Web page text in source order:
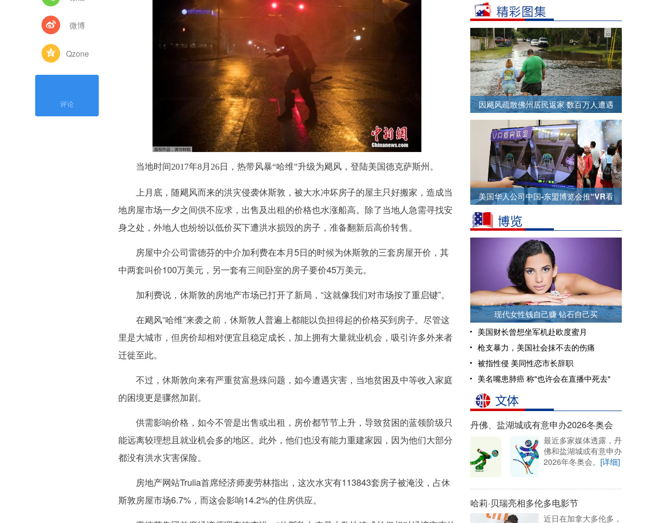
微博
Qzone
评论
当地时间2017年8月26日，热带风暴“哈维”升级为飓风，登陆美国德克萨斯州。
上月底，随飓风而来的洪灾侵袭休斯敦，被大水冲坏房子的屋主只好搬家，造成当
地房屋市场一夕之间供不应求，出售及出租的价格也水涨船高。除了当地人急需寻找安
身之处，外地人也纷纷以低价买下遭洪水损毁的房子，准备翻新后高价转售。
房屋中介公司雷德芬的中介加利费在本月5日的时候为休斯敦的三套房屋开价，其
中两套叫价100万美元，另一套有三间卧室的房子要价45万美元。
加利费说，休斯敦的房地产市场已打开了新局，“这就像我们对市场按了重启键”。
在飓风“哈维”来袭之前，休斯敦人普遍上都能以负担得起的价格买到房子。尽管这
里是大城市，但房价却相对便宜且稳定成长，加上拥有大量就业机会，吸引许多外来者
迁徙至此。
不过，休斯敦向来有严重贫富悬殊问题，如今遭遇灾害，当地贫困及中等收入家庭
的困境更是骤然加剧。
供需影响价格，如今不管是出售或出租，房价都节节上升，导致贫困的蓝领阶级只
能远离较理想且就业机会多的地区。此外，他们也没有能力重建家园，因为他们大部分
都没有洪水灾害保险。
房地产网站Trulia首席经济师麦劳林指出，这次水灾有113843套房子被淹没，占休
斯敦房屋市场6.7%，而这会影响14.2%的住房供应。
因飓风疏散佛州居民返家 数百万人遭遇
巨大财产损失
美国华人公司中国-东盟博览会推“VR看
现代女性钱自己赚 钻石自己买
美国财长曾想坐军机赴欧度蜜月
枪支暴力，美国社会抹不去的伤痛
被指性侵 美同性恋市长辞职
美名嘴患肺癌 称"也许会在直播中死去"
丹佛、盐湖城或有意申办2026冬奥会
最近多家媒体透露，丹
佛和盐湖城或有意申办
2026年冬奥会。 [详细]
哈莉·贝瑞亮相多伦多电影节
近日在加拿大多伦多，